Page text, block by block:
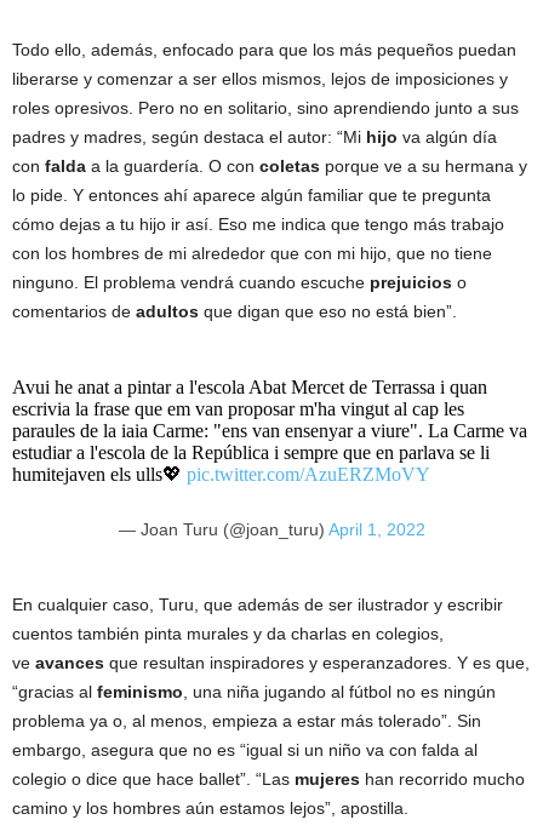
Todo ello, además, enfocado para que los más pequeños puedan
liberarse y comenzar a ser ellos mismos, lejos de imposiciones y
roles opresivos. Pero no en solitario, sino aprendiendo junto a sus
padres y madres, según destaca el autor: “Mi hijo va algún día
con falda a la guardería. O con coletas porque ve a su hermana y
lo pide. Y entonces ahí aparece algún familiar que te pregunta
cómo dejas a tu hijo ir así. Eso me indica que tengo más trabajo
con los hombres de mi alrededor que con mi hijo, que no tiene
ninguno. El problema vendrá cuando escuche prejuicios o
comentarios de adultos que digan que eso no está bien”.
Avui he anat a pintar a l'escola Abat Mercet de Terrassa i quan
escrivia la frase que em van proposar m'ha vingut al cap les
paraules de la iaia Carme: "ens van ensenyar a viure". La Carme va
estudiar a l'escola de la República i sempre que en parlava se li
humitejaven els ulls💖 pic.twitter.com/AzuERZMoVY
— Joan Turu (@joan_turu) April 1, 2022
En cualquier caso, Turu, que además de ser ilustrador y escribir
cuentos también pinta murales y da charlas en colegios,
ve avances que resultan inspiradores y esperanzadores. Y es que,
“gracias al feminismo , una niña jugando al fútbol no es ningún
problema ya o, al menos, empieza a estar más tolerado”. Sin
embargo, asegura que no es “igual si un niño va con falda al
colegio o dice que hace ballet”. “Las mujeres han recorrido mucho
camino y los hombres aún estamos lejos”, apostilla.